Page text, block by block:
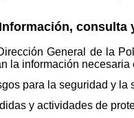
consulta
General de la
la información necesaria
para la seguridad y la
y actividades de